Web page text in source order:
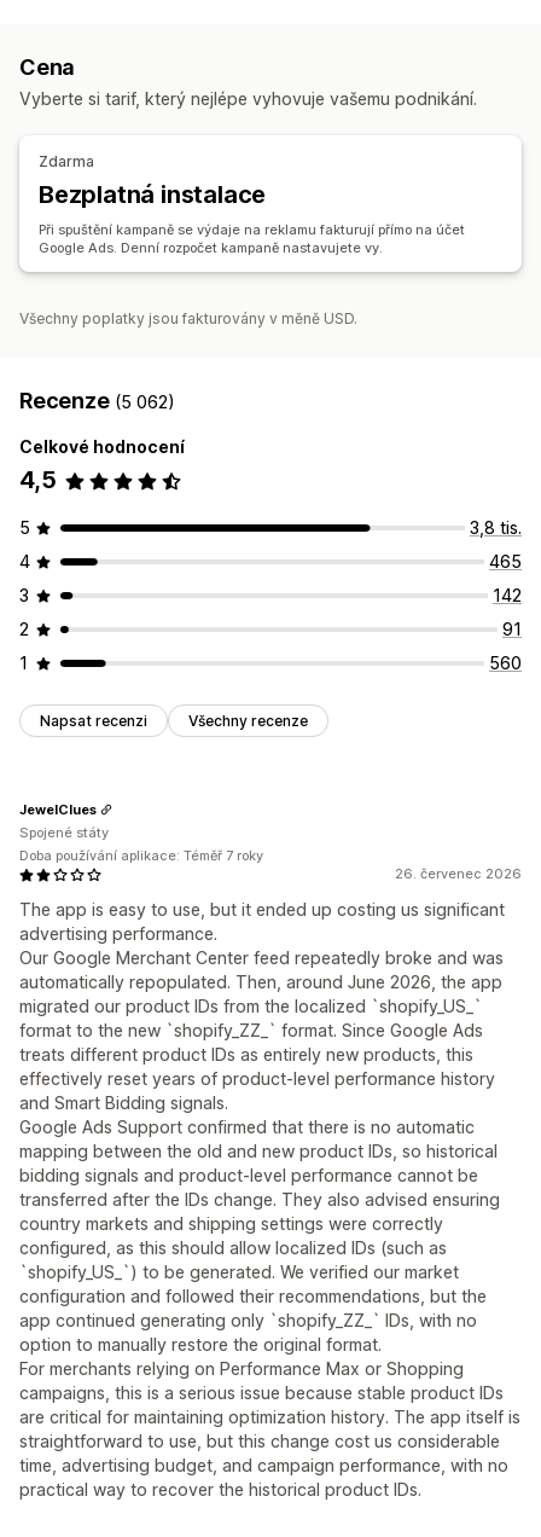
Řízení objednávek
Synchronizace skladových zásob
Vlastní cílové skupiny
Cílení pomocí AI Opětovné zacílení
Optimalizace pomocí AI
Šablony
Videoreklamy
Sledování výkonnosti Výdaje za reklamu
Počty impresí
Cena
Vyberte si tarif, který nejlépe vyhovuje vašemu podnikání.
Zdarma
Bezplatná instalace
Při spuštění kampaně se výdaje na reklamu fakturují přímo na účet
Google Ads. Denní rozpočet kampaně nastavujete vy.
Všechny poplatky jsou fakturovány v měně USD.
Recenze (5 062)
Celkové hodnocení
4,5
5
3,8 tis.
4
465
3
142
2
91
1
560
Napsat recenzi Všechny recenze
26. červenec 2026
The app is easy to use, but it ended up costing us significant
advertising performance.
Our Google Merchant Center feed repeatedly broke and was
automatically repopulated. Then, around June 2026, the app
migrated our product IDs from the localized `shopify_US_`
format to the new `shopify_ZZ_` format. Since Google Ads
treats different product IDs as entirely new products, this
effectively reset years of product-level performance history
and Smart Bidding signals.
Google Ads Support confirmed that there is no automatic
mapping between the old and new product IDs, so historical
bidding signals and product-level performance cannot be
transferred after the IDs change. They also advised ensuring
country markets and shipping settings were correctly
configured, as this should allow localized IDs (such as
`shopify_US_`) to be generated. We verified our market
configuration and followed their recommendations, but the
app continued generating only `shopify_ZZ_` IDs, with no
option to manually restore the original format.
For merchants relying on Performance Max or Shopping
campaigns, this is a serious issue because stable product IDs
are critical for maintaining optimization history. The app itself is
straightforward to use, but this change cost us considerable
time, advertising budget, and campaign performance, with no
practical way to recover the historical product IDs.
JewelClues
Spojené státy
Doba používání aplikace: Téměř 7 roky